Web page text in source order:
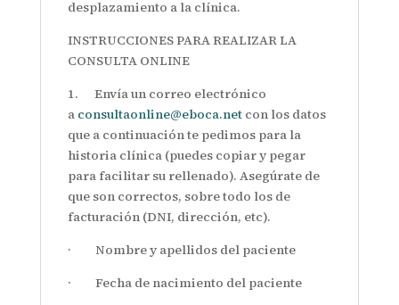
desplazamiento a la clínica.
INSTRUCCIONES PARA REALIZAR LA
CONSULTA ONLINE
1. Envía un correo electrónico
a consultaonline@eboca.netcon los datos
que a continuación te pedimos para la
historia clínica (puedes copiar y pegar
para facilitar su rellenado). Asegúrate de
que son correctos, sobre todo los de
facturación (DNI, dirección, etc).
· Nombre y apellidos del paciente
· Fecha de nacimiento del paciente